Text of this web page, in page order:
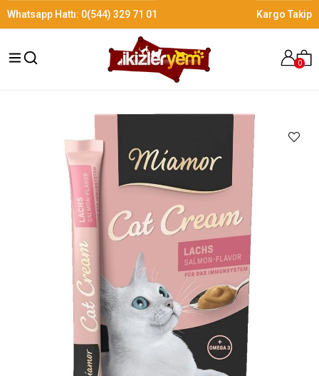
Whatsapp Hattı: 0(544) 329 71 01 Kargo Takip
0